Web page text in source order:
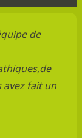
de
avez fait un